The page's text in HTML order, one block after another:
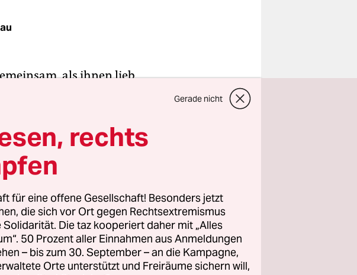
als ihnen lieb
am 26. März zur
Liberale wie Grüne
der
Die Saar-
Donald Trump. Auf
aufgestellt haben, droht
Zeigefinger. „Die
„Herr Präsident, wie
steht da. Und rechts
Gerade nicht
rechts
für eine offene Gesellschaft! Besonders jetzt
die sich vor Ort gegen Rechtsextremismus
Solidarität. Die taz kooperiert daher mit „Alles
50 Prozent aller Einnahmen aus Anmeldungen
– bis zum 30. September – an die Kampagne,
Orte unterstützt und Freiräume sichern will,